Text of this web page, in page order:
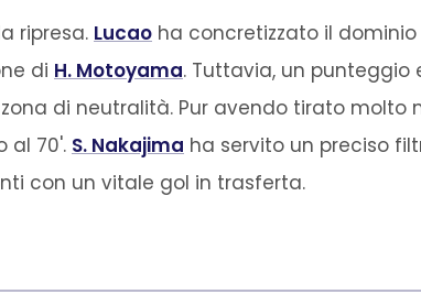
ripresa. Lucao ha concretizzato il
di H. Motoyama. Tuttavia, un punteggio
di neutralità. Pur avendo tirato molto
al 70'. S. Nakajima ha servito un preciso
con un vitale gol in trasferta.